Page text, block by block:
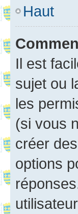
Haut
Il est
sujet ou
les
(si vous
créer
options